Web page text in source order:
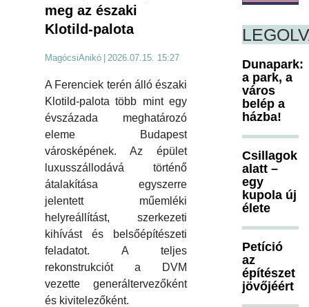
meg az északi
Klotild-palota
MagócsiAnikó | 2026.07.15. 15:27
A Ferenciek terén álló északi
Klotild-palota több mint egy
évszázada meghatározó
eleme Budapest
városképének. Az épület
luxusszállodává történő
átalakítása egyszerre
jelentett műemléki
helyreállítást, szerkezeti
kihívást és belsőépítészeti
feladatot. A teljes
rekonstrukciót a DVM
vezette generáltervezőként
és kivitelezőként.
Dunapark:
a park, a
város
belép a
házba!
Csillagok
alatt –
egy
kupola új
élete
Petíció
az
építészet
jövőjéért